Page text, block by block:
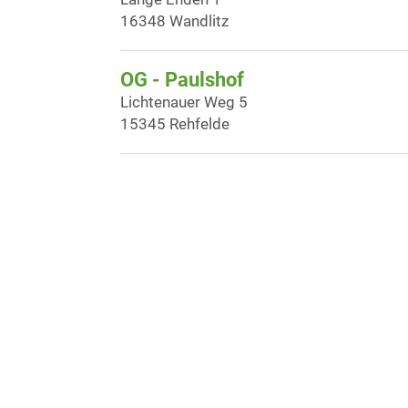
16348 Wandlitz
OG - Paulshof
Lichtenauer Weg 5
15345 Rehfelde